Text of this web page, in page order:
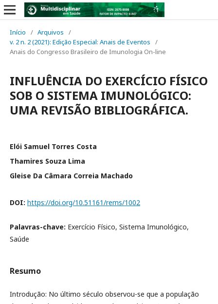
Início / Arquivos
/
v. 2 n. 2 (2021): Edição Especial: Anais de Eventos
/
Anais do Congresso Brasileiro de Imunologia On-line
INFLUÊNCIA DO EXERCÍCIO FÍSICO
SOB O SISTEMA IMUNOLÓGICO:
UMA REVISÃO BIBLIOGRÁFICA.
Elói Samuel Torres Costa
Thamires Souza Lima
Gleise Da Câmara Correia Machado
DOI: https://doi.org/10.51161/rems/1002
Palavras-chave: Exercício Físico, Sistema Imunológico,
Saúde
Resumo
Introdução: No último século observou-se que a população